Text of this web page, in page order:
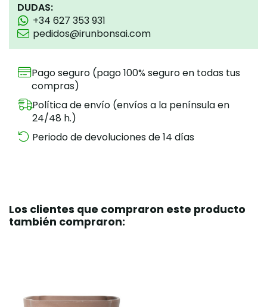
DUDAS:
+34 627 353 931
pedidos@irunbonsai.com
Pago seguro (pago 100% seguro en todas tus
compras)
Política de envío (envíos a la península en
24/48 h.)
Periodo de devoluciones de 14 días
Los clientes que compraron este producto
también compraron: